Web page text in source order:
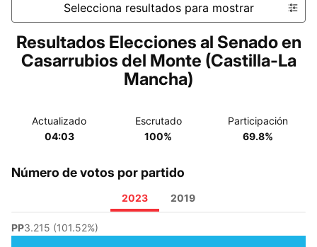
Selecciona resultados para mostrar
Resultados Elecciones al Senado en
Casarrubios del Monte (Castilla-La
Mancha)
Actualizado
04:03
Escrutado
100%
Participación
69.8%
Número de votos por partido
2023 2019
PP3.215 (101.52%)